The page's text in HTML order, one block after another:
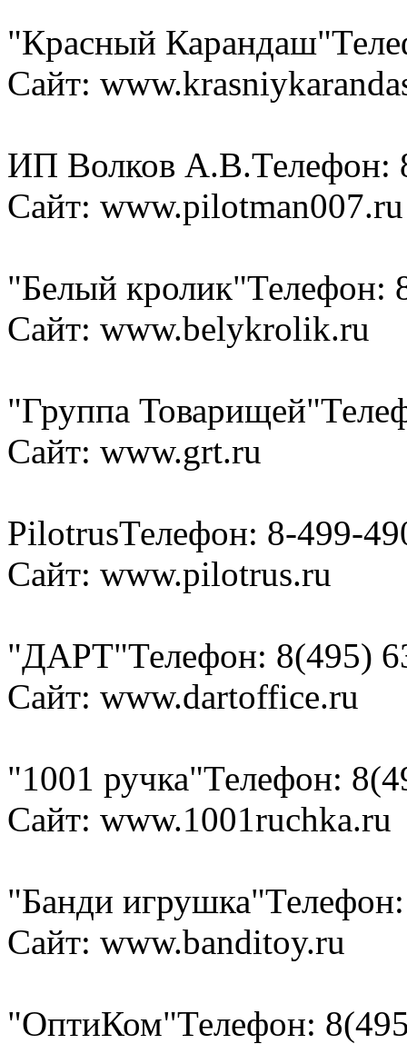
"Красный Карандаш"
Сайт:
ИП Волков А.В.Телефон:
Сайт: www.pilotman007.ru
"Белый кролик"Телефон:
Сайт: www.belykrolik.ru
"Группа Товарищей"
Сайт: www.grt.ru
PilotrusТелефон: 8-499-
Сайт: www.pilotrus.ru
"ДАРТ"Телефон: 8(495)
Сайт: www.dartoffice.ru
"1001 ручка"Телефон:
Сайт: www.1001ruchka.ru
"Банди игрушка"
Сайт: www.banditoy.ru
"ОптиКом"Телефон: